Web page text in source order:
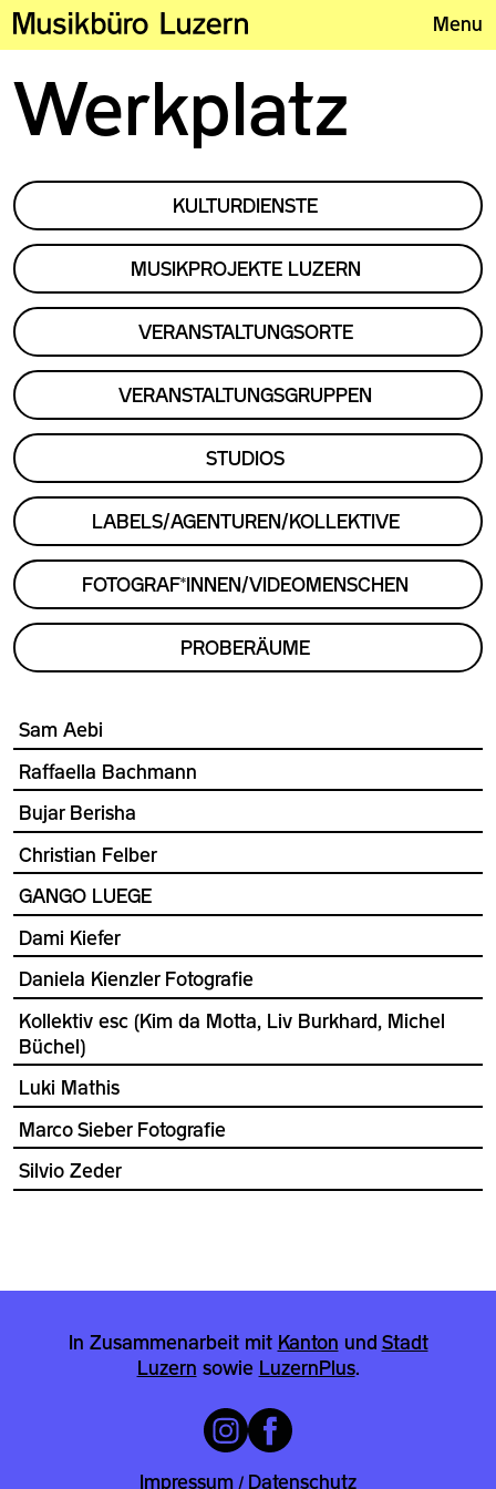
Menu
Werkplatz
KULTURDIENSTE
MUSIKPROJEKTE LUZERN
VERANSTALTUNGSORTE
VERANSTALTUNGSGRUPPEN
STUDIOS
LABELS/AGENTUREN/KOLLEKTIVE
FOTOGRAF*INNEN/VIDEOMENSCHEN
PROBERÄUME
Sam Aebi
Raffaella Bachmann
Bujar Berisha
Christian Felber
GANGO LUEGE
Dami Kiefer
Daniela Kienzler Fotografie
Kollektiv esc (Kim da Motta, Liv Burkhard, Michel
Büchel)
Luki Mathis
Marco Sieber Fotografie
Silvio Zeder
In Zusammenarbeit mit Kanton und Stadt
Luzern sowie LuzernPlus.
Impressum / Datenschutz